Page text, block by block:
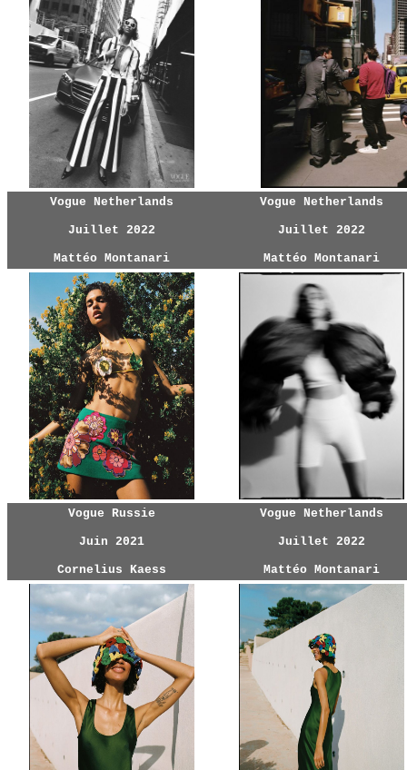
Vogue Netherlands
Juillet 2022
Mattéo Montanari
Vogue Netherlands
Juillet 2022
Mattéo Montanari
Vogue Russie
Juin 2021
Cornelius Kaess
Vogue Netherlands
Juillet 2022
Mattéo Montanari